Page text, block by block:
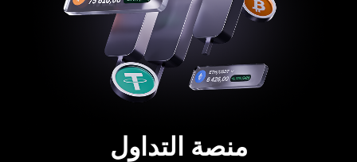
منصة التداول